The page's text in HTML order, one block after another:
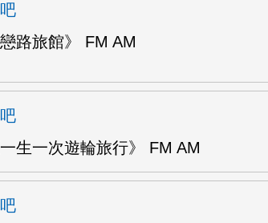
路旅館》 FM AM
生一次遊輪旅行》 FM AM